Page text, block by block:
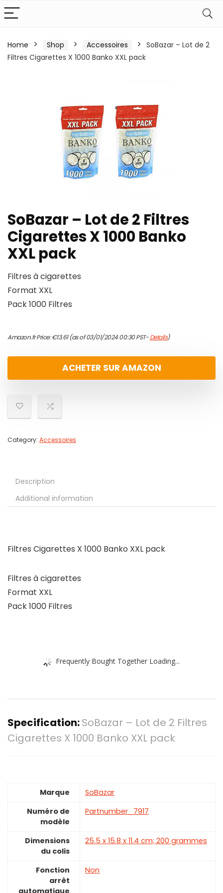
Home Shop Accessoires
SoBazar – Lot de 2
Filtres Cigarettes X 1000 Banko XXL pack
SoBazar – Lot de 2 Filtres
Cigarettes X 1000 Banko
XXL pack
Filtres à cigarettes
Format XXL
Pack 1000 Filtres
Amazon.fr Price:€13.61(as of 03/01/2024 00:30 PST-Details)
ACHETER SUR AMAZON
Category: Accessoires
Description
Additional information
Filtres Cigarettes X 1000 Banko XXL pack
Filtres à cigarettes
Format XXL
Pack 1000 Filtres
Frequently Bought Together Loading...
Specification:SoBazar – Lot de 2 Filtres
Cigarettes X 1000 Banko XXL pack
Marque
‎SoBazar
Numéro de
modèle
‎Partnumber_7917
Dimensions
du colis
‎25.5 x 15.8 x 11.4 cm; 200 grammes
Fonction
arrêt
‎Non